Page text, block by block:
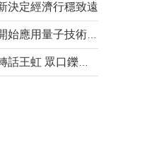
決定經濟行穩致遠